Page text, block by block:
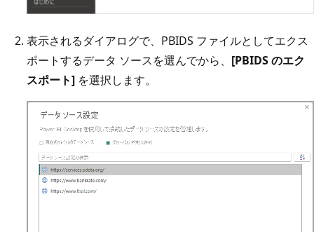
表示されるダイアログで、PBIDS ファイルとしてエクス
ポートするデータ ソースを選んでから、 [PBIDS のエク
スポート] を選択します。